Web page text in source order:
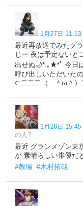
1月27日 11:13
最近再放送でみたグ
じー 夜は予定ないと
出せぬ🌙*.｡★*ﾟ 今日
呼び出しいただいた
⊂二二二（ ＾ω＾）
1月26日 15:45
の人?
最近 グランメゾン東
が 素晴らしい俳優だ
#教場 #木村拓哉